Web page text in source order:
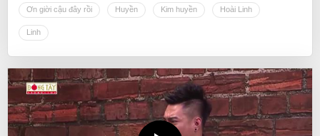
Ơn giời cậu đây rồi Huyền Kim huyền Hoài Linh
Linh